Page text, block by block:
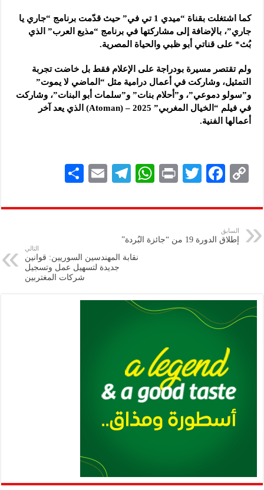
كما اشتغلت بقناة “ميدي 1 تي في” حيث قدّمت برنامج “جاري يا
جاري”، بالإضافة إلى مشاركتها في برنامج “مذيع العرب” الذي
بُث* على قناتي أبو ظبي والحياة المصرية.
ولم تقتصر مسيرة بودراجة على الإعلام فقط بل خاضت تجربة
التمثيل، وشاركت في أعمال درامية مثل “الماضي لا يموت”
و”سولو دموعي”، و”أحلام بنات” و”سلمات أبو البنات”، وشاركت
في فيلم “الخيال المغربي” 2025 – (Atoman) الذي يعد آخر
أعمالها الفنية.
C
p
y
Li
F
eb
k
T
tt
P
nt
W
at
A
p
Te
gr
E
ai
ar
السابق
إطلاق الدورة 19 من “جائزة البُردة”
التالي
نقابة المهندسين السوريين: قوانين
جديدة لتسهيل عمل وتسجيل
شركات المغتربين